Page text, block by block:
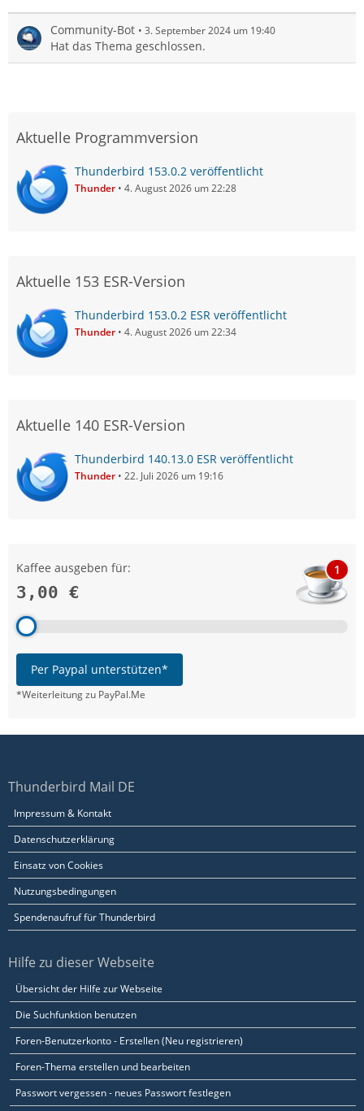
Community-Bot 3. September 2024 um 19:40
Hat das Thema geschlossen.
Aktuelle Programmversion
Thunderbird 153.0.2 veröffentlicht
Thunder 4. August 2026 um 22:28
Aktuelle 153 ESR-Version
Thunderbird 153.0.2 ESR veröffentlicht
Thunder 4. August 2026 um 22:34
Aktuelle 140 ESR-Version
Thunderbird 140.13.0 ESR veröffentlicht
Thunder 22. Juli 2026 um 19:16
Kaffee ausgeben für:
3,00 €
1
Per Paypal unterstützen*
*Weiterleitung zu PayPal.Me
Thunderbird Mail DE
Impressum & Kontakt
Datenschutzerklärung
Einsatz von Cookies
Nutzungsbedingungen
Spendenaufruf für Thunderbird
Hilfe zu dieser Webseite
Übersicht der Hilfe zur Webseite
Die Suchfunktion benutzen
Foren-Benutzerkonto - Erstellen (Neu registrieren)
Foren-Thema erstellen und bearbeiten
Passwort vergessen - neues Passwort festlegen